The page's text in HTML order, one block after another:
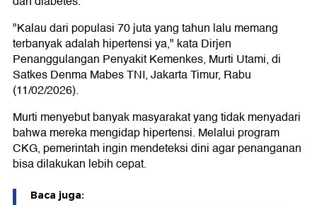
"Kalau dari populasi 70 juta yang tahun lalu memang
terbanyak adalah hipertensi ya," kata Dirjen
Penanggulangan Penyakit Kemenkes, Murti Utami, di
Satkes Denma Mabes TNI, Jakarta Timur, Rabu
(11/02/2026).
Murti menyebut banyak masyarakat yang tidak menyadari
bahwa mereka mengidap hipertensi. Melalui program
CKG, pemerintah ingin mendeteksi dini agar penanganan
bisa dilakukan lebih cepat.
Baca juga: